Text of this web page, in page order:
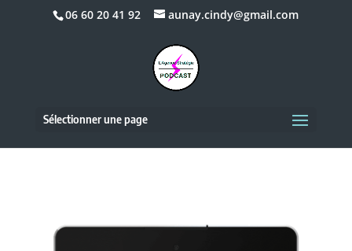
06 60 20 41 92 aunay.cindy@gmail.com
Sélectionner une page